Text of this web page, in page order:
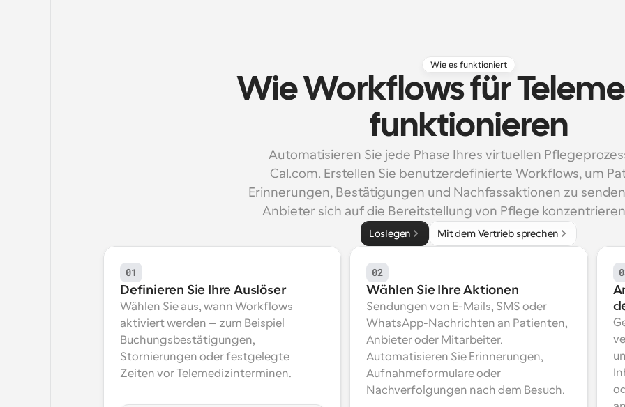
Wie es funktioniert
Wie Workflows für
funktionieren
Automatisieren Sie jede Phase Ihres virtuellen
Cal.com. Erstellen Sie benutzerdefinierte Workflows, um
Erinnerungen, Bestätigungen und Nachfassaktionen zu
Anbieter sich auf die Bereitstellung von Pflege
Loslegen Mit dem Vertrieb sprechen
01
Definieren Sie Ihre Auslöser
Wählen Sie aus, wann Workflows
aktiviert werden – zum Beispiel
Buchungsbestätigungen,
Stornierungen oder festgelegte
Zeiten vor Telemedizinterminen.
02
Wählen Sie Ihre Aktionen
Sendungen von E-Mails, SMS oder
WhatsApp-Nachrichten an Patienten,
Anbieter oder Mitarbeiter.
Automatisieren Sie Erinnerungen,
Aufnahmeformulare oder
Nachverfolgungen nach dem Besuch.